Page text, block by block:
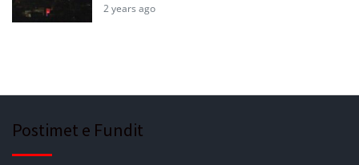
2 years ago
Postimet e Fundit